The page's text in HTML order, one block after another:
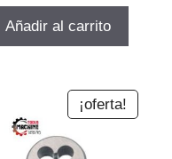
era:
Añadir al carrito
¡oferta!